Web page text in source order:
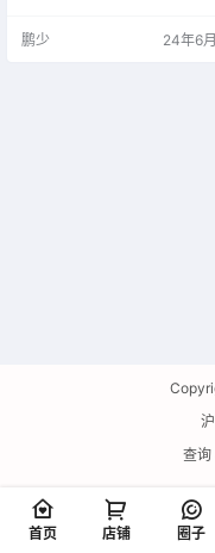
鹏少 24年6
查询
首页 店铺 圈子